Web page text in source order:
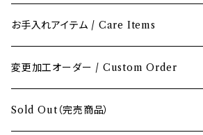
オレンジ / Orange
グリーン / Green
ブルー / Blue
お手入れアイテム / Care Items
変更加工オーダー / Custom Order
Sold Out（完売商品）